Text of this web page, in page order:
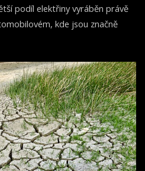
podíl elektřiny vyráběn právě
kde jsou značně